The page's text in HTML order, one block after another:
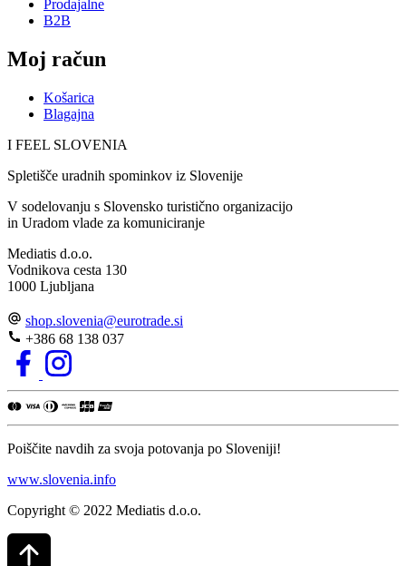
Prodajalne
B2B
Moj račun
Košarica
Blagajna
I FEEL SLOVENIA
Spletišče uradnih spominkov iz Slovenije
V sodelovanju s Slovensko turistično organizacijo
in Uradom vlade za komuniciranje
Mediatis d.o.o.
Vodnikova cesta 130
1000 Ljubljana
shop.slovenia@eurotrade.si
+386 68 138 037
Poiščite navdih za svoja potovanja po Sloveniji!
www.slovenia.info
Copyright © 2022 Mediatis d.o.o.